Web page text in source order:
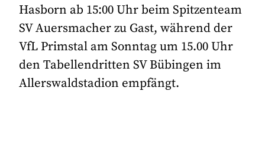
Hasborn ab 15:00 Uhr beim Spitzenteam
SV Auersmacher zu Gast, während der
VfL Primstal am Sonntag um 15.00 Uhr
den Tabellendritten SV Bübingen im
Allerswaldstadion empfängt.